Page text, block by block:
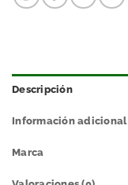
Descripción
Información adicional
Marca